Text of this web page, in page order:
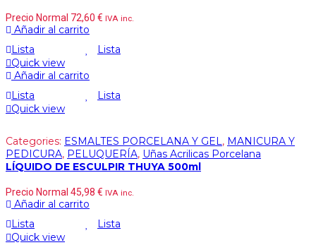
Precio Normal 72,60 € IVA inc.
Añadir al carrito
Lista
Lista
Quick view
Añadir al carrito
Lista
Lista
Quick view
Categories: ESMALTES PORCELANA Y GEL, MANICURA Y
PEDICURA, PELUQUERÍA, Uñas Acrilicas Porcelana
LÍQUIDO DE ESCULPIR THUYA 500ml
Precio Normal 45,98 € IVA inc.
Añadir al carrito
Lista
Lista
Quick view